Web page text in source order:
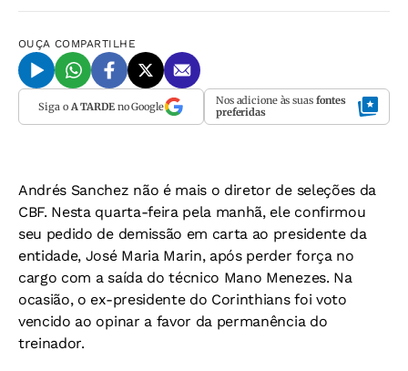
OUÇA COMPARTILHE
Siga o A TARDEno Google Nos adicione às suas fontes
preferidas
Andrés Sanchez não é mais o diretor de seleções da
CBF. Nesta quarta-feira pela manhã, ele confirmou
seu pedido de demissão em carta ao presidente da
entidade, José Maria Marin, após perder força no
cargo com a saída do técnico Mano Menezes. Na
ocasião, o ex-presidente do Corinthians foi voto
vencido ao opinar a favor da permanência do
treinador.